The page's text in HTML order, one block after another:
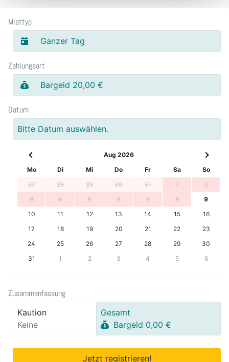
Miettyp
Ganzer Tag
Zahlungsart
Bargeld 20,00 €
Datum
Bitte Datum auswählen.
Aug 2026
Mo
Di Mi Do Fr Sa
So
27
28 29 30 31 1
2
3
4 5 6 7 8
9
10
11 12 13 14 15
16
17
18 19 20 21 22
23
24
25 26 27 28 29
30
31
1 2 3 4 5 6
Zusammenfassung
Kaution
Keine
Gesamt
Bargeld 0,00 €
Jetzt registrieren!